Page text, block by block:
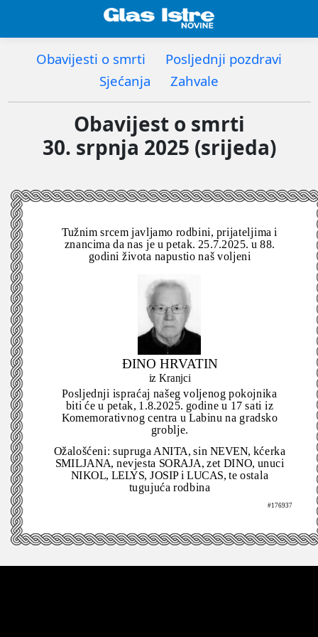
Obavijesti o smrti
Posljednji pozdravi
Sjećanja
Zahvale
Obavijest o smrti
30. srpnja 2025 (srijeda)
Tužnim srcem javljamo rodbini, prijateljima i
znancima da nas je u petak. 25.7.2025. u 88.
godini života napustio naš voljeni
ĐINO HRVATIN
iz Kranjci
Posljednji ispraćaj našeg voljenog pokojnika
biti će u petak, 1.8.2025. godine u 17 sati iz
Komemorativnog centra u Labinu na gradsko
groblje.
Ožalošćeni: supruga ANITA, sin NEVEN, kćerka
SMILJANA, nevjesta SORAJA, zet DINO, unuci
NIKOL, LELYS, JOSIP i LUCAS, te ostala
tugujuća rodbina
#176937